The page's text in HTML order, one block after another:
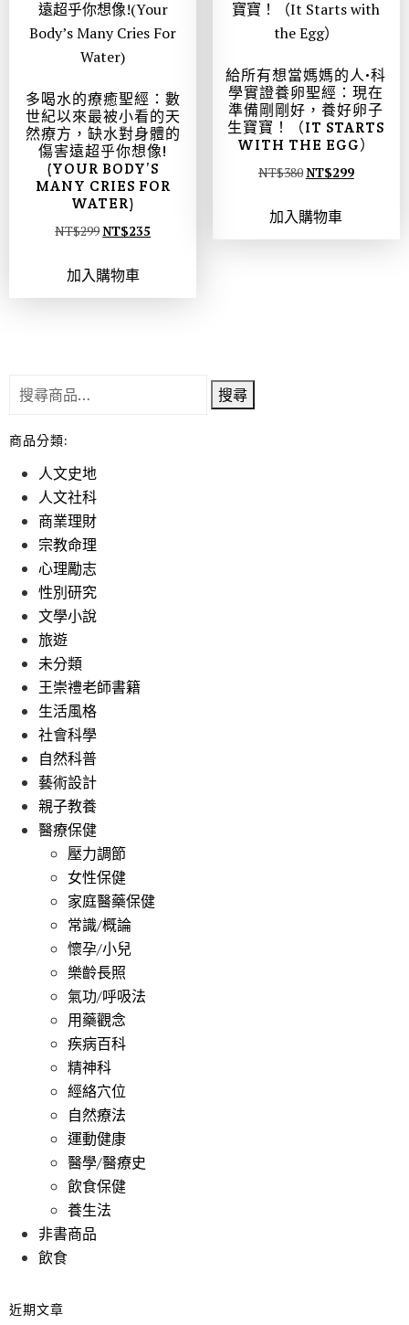
多喝水的療癒聖經：數
世紀以來最被小看的天
然療方，缺水對身體的
傷害遠超乎你想像!
(YOUR BODY’S
MANY CRIES FOR
WATER)
NT$299 NT$235
加入購物車
給所有想當媽媽的人•科
學實證養卵聖經：現在
準備剛剛好，養好卵子
生寶寶！（IT STARTS
WITH THE EGG）
NT$380 NT$299
加入購物車
搜尋
商品分類:
人文史地
人文社科
商業理財
宗教命理
心理勵志
性別研究
文學小說
旅遊
未分類
王崇禮老師書籍
生活風格
社會科學
自然科普
藝術設計
親子教養
醫療保健
壓力調節
女性保健
家庭醫藥保健
常識/概論
懷孕/小兒
樂齡長照
氣功/呼吸法
用藥觀念
疾病百科
精神科
經絡穴位
自然療法
運動健康
醫學/醫療史
飲食保健
養生法
非書商品
飲食
近期文章